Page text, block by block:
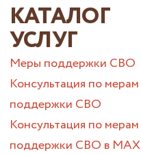
КАТАЛОГ
УСЛУГ
Меры поддержки СВО
Консультация по мерам
поддержки СВО
Консультация по мерам
поддержки СВО в МАХ